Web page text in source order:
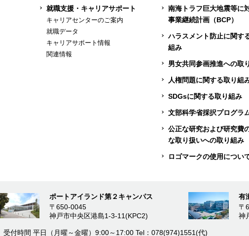
就職支援・キャリアサポート
キャリアセンターのご案内
就職データ
キャリアサポート情報
関連情報
南海トラフ巨大地震等に
事業継続計画（BCP）
ハラスメント防止に関す
組み
男女共同参画推進への取
人権問題に関する取り組
SDGsに関する取り組み
文部科学省採択プログラ
公正な研究および研究費
な取り扱いへの取り組み
ロゴマークの使用につい
ポートアイランド第２キャンパス
〒650-0045
神戸市中央区港島1-3-11(KPC2)
有
〒
神
受付時間 平日（月曜～金曜）9:00～17:00 Tel：078(974)1551(代)